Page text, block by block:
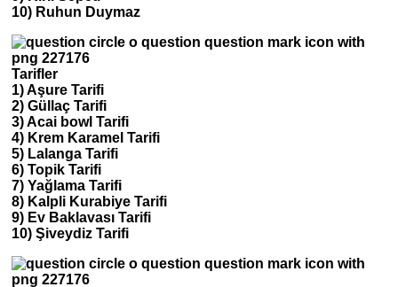
10) Ruhun Duymaz
Tarifler
1) Aşure Tarifi
2) Güllaç Tarifi
3) Acai bowl Tarifi
4) Krem Karamel Tarifi
5) Lalanga Tarifi
6) Topik Tarifi
7) Yağlama Tarifi
8) Kalpli Kurabiye Tarifi
9) Ev Baklavası Tarifi
10) Şiveydiz Tarifi